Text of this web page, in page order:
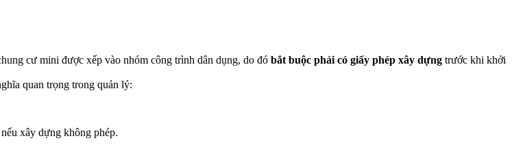
cư mini được xếp vào nhóm công trình dân dụng, do đó bắt buộc phải có giấy phép xây dựng trước khi khởi
quan trọng trong quản lý:
xây dựng không phép.